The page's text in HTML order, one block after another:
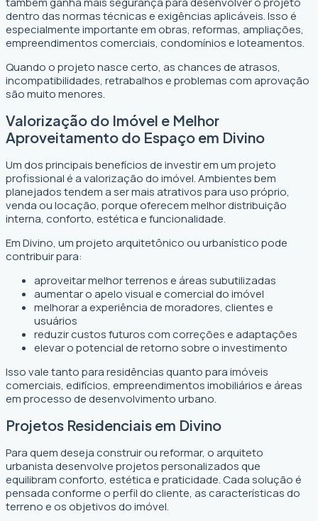
dentro das normas técnicas e exigências aplicáveis. Isso é
especialmente importante em obras, reformas, ampliações,
empreendimentos comerciais, condomínios e loteamentos.
Quando o projeto nasce certo, as chances de atrasos,
incompatibilidades, retrabalhos e problemas com aprovação
são muito menores.
Valorização do Imóvel e Melhor
Aproveitamento do Espaço em Divino
Um dos principais benefícios de investir em um projeto
profissional é a valorização do imóvel. Ambientes bem
planejados tendem a ser mais atrativos para uso próprio,
venda ou locação, porque oferecem melhor distribuição
interna, conforto, estética e funcionalidade.
Em Divino, um projeto arquitetônico ou urbanístico pode
contribuir para:
aproveitar melhor terrenos e áreas subutilizadas
aumentar o apelo visual e comercial do imóvel
melhorar a experiência de moradores, clientes e
usuários
reduzir custos futuros com correções e adaptações
elevar o potencial de retorno sobre o investimento
Isso vale tanto para residências quanto para imóveis
comerciais, edifícios, empreendimentos imobiliários e áreas
em processo de desenvolvimento urbano.
Projetos Residenciais em Divino
Para quem deseja construir ou reformar, o arquiteto
urbanista desenvolve projetos personalizados que
equilibram conforto, estética e praticidade. Cada solução é
pensada conforme o perfil do cliente, as características do
terreno e os objetivos do imóvel.